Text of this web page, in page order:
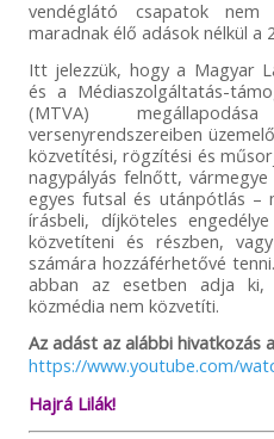
vendéglátó csapatok
maradnak élő adások nélkül a
Itt jelezzük, hogy a Magyar
és a Médiaszolgáltatás-
(MTVA)
versenyrendszereiben
közvetítési, rögzítési és
nagypályás felnőtt,
egyes futsal és utánpótlás –
írásbeli, díjköteles
közvetíteni és részben,
számára hozzáférhetővé
abban az esetben adja
közmédia nem közvetíti.
Az adást az alábbi hivatkozás
https://www.youtube.com/
Hajrá Lilák!